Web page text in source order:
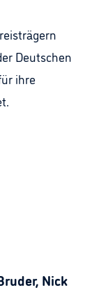
Deutschen
ihre
Nick